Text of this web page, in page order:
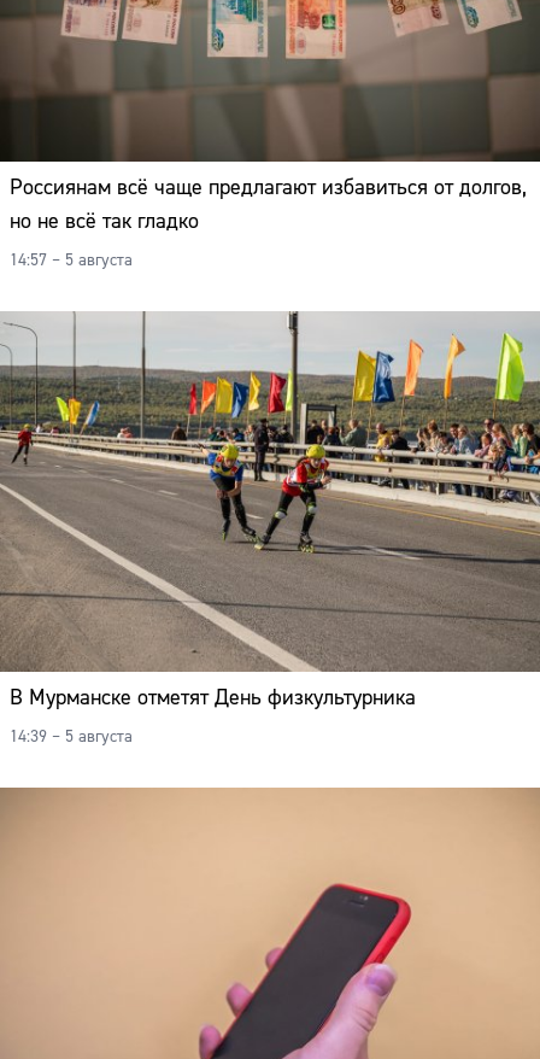
Россиянам всё чаще предлагают избавиться от долгов,
но не всё так гладко
14:57 – 5 августа
В Мурманске отметят День физкультурника
14:39 – 5 августа
Сайт: